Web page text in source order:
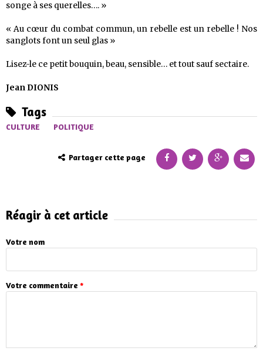
songe à ses querelles…. »
« Au cœur du combat commun, un rebelle est un rebelle ! Nos
sanglots font un seul glas »
Lisez-le ce petit bouquin, beau, sensible… et tout sauf sectaire.
Jean DIONIS
Tags
CULTURE POLITIQUE
Partager cette page
Réagir à cet article
Votre nom
Votre commentaire *